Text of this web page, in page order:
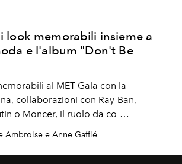
look memorabili insieme a
e l'album "Don't Be
al MET Gala con la
collaborazioni con Ray-Ban,
o Moncer, il ruolo da co-
Denzel Washington nel nuovo film di
Be Dumb", A$AP Rocky si impone
Ambroise e Anne Gaffié